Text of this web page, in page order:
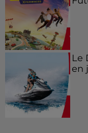
Le
en